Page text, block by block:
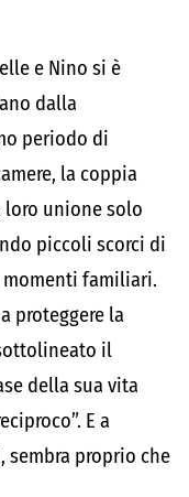
e Nino si è
dalla
periodo di
la coppia
loro unione solo
piccoli scorci di
familiari.
proteggere la
il
della sua vita
E a
proprio che